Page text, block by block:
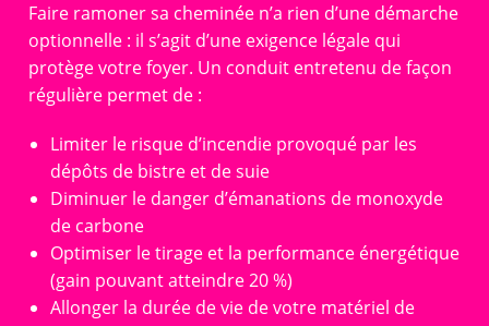
Faire ramoner sa cheminée n’a rien d’une démarche
optionnelle : il s’agit d’une exigence légale qui
protège votre foyer. Un conduit entretenu de façon
régulière permet de :
Limiter le risque d’incendie provoqué par les
dépôts de bistre et de suie
Diminuer le danger d’émanations de monoxyde
de carbone
Optimiser le tirage et la performance énergétique
(gain pouvant atteindre 20 %)
Allonger la durée de vie de votre matériel de